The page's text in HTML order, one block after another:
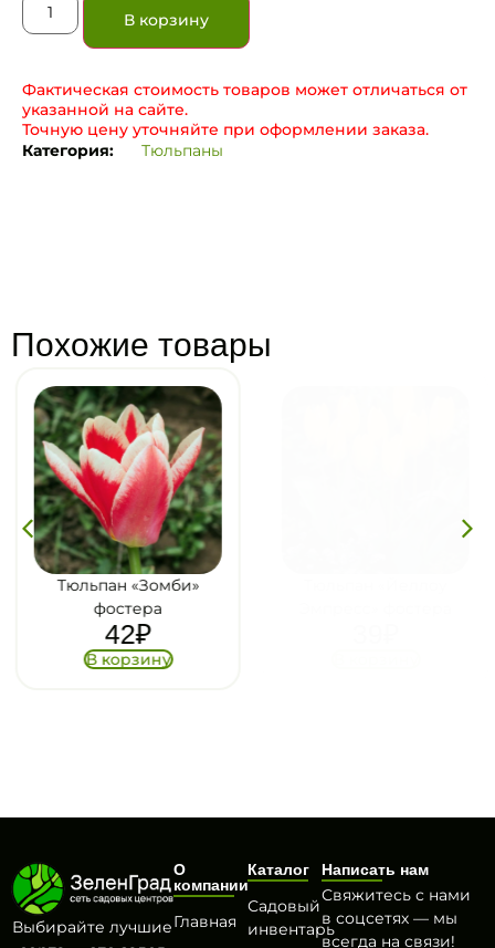
В корзину
Фактическая стоимость товаров может отличаться от
указанной на сайте.
Точную цену уточняйте при оформлении заказа.
Категория:
Тюльпаны
Похожие товары
Тюльпан «Зомби»
фостера
42₽
В корзину
Выбирайте лучшие
О
компании
Главная
Каталог
Садовый
инвентарь
Написать нам
Свяжитесь с нами
в соцсетях — мы
всегда на связи!